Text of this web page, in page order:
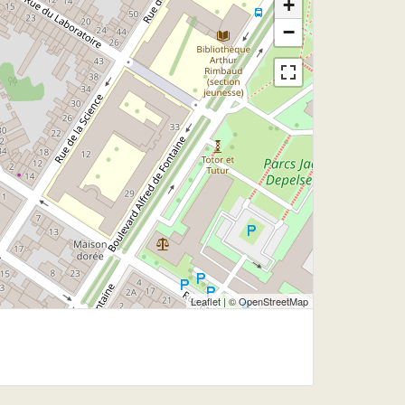
+
−
Leaflet | ©OpenStreetMap